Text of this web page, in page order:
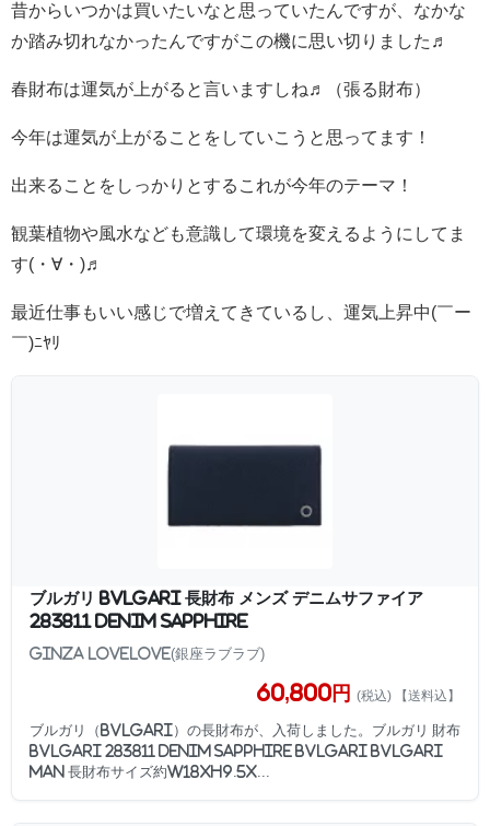
昔からいつかは買いたいなと思っていたんですが、なかな
か踏み切れなかったんですがこの機に思い切りました♬
春財布は運気が上がると言いますしね♬（張る財布）
今年は運気が上がることをしていこうと思ってます！
出来ることをしっかりとするこれが今年のテーマ！
観葉植物や風水なども意識して環境を変えるようにしてま
す(・∀・)♬
最近仕事もいい感じで増えてきているし、運気上昇中(￣ー
￣)ﾆﾔﾘ
ブルガリ BVLGARI 長財布 メンズ デニムサファイア
283811 DENIM SAPPHIRE
GINZA LoveLove(銀座ラブラブ)
60,800円 (税込) 【送料込】
ブルガリ（BVLGARI）の長財布が、入荷しました。ブルガリ 財布
BVLGARI 283811 DENIM SAPPHIRE BVLGARI BVLGARI
MAN 長財布サイズ約W18xH9.5x...